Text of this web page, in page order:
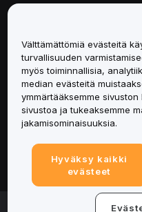
Palvelut
Tuki
Tuotteet
Lakiasiat
© 2025-2026 Bybit.eu. All
Välttämättömiä evästeitä
turvallisuuden
myös toiminnallisia,
median evästeitä
ymmärtääksemme
sivustoa ja tukeaksemme
jakamisominaisuuksia.
Hyväksy kaikki
evästeet